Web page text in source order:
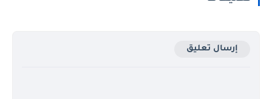
إرسال تعليق